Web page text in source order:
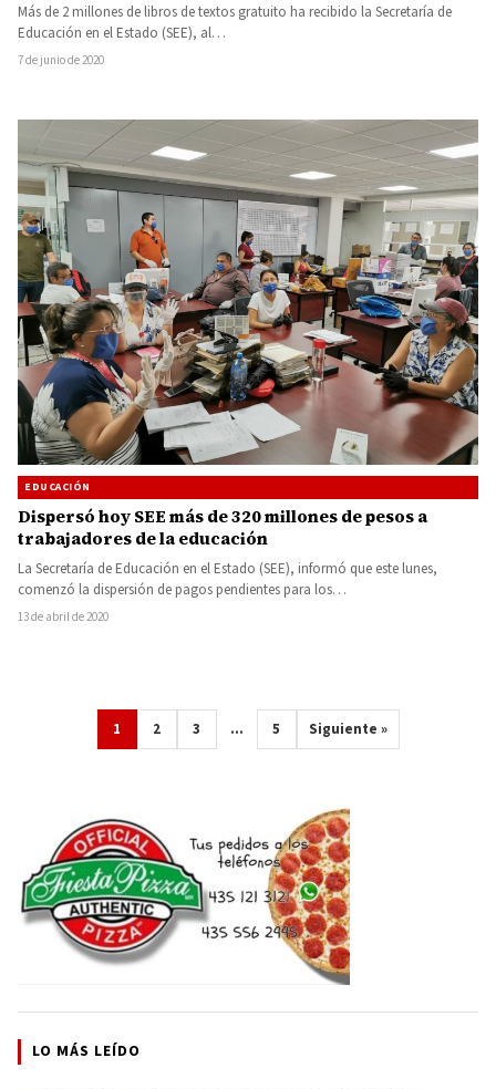
Más de 2 millones de libros de textos gratuito ha recibido la Secretaría de
Educación en el Estado (SEE), al…
7 de junio de 2020
EDUCACIÓN
Dispersó hoy SEE más de 320 millones de pesos a
trabajadores de la educación
La Secretaría de Educación en el Estado (SEE), informó que este lunes,
comenzó la dispersión de pagos pendientes para los…
13 de abril de 2020
1 2 3 … 5 Siguiente »
LO MÁS LEÍDO